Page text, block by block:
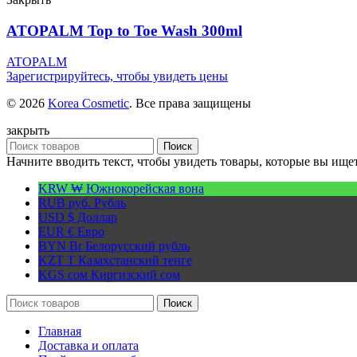
ATOPALM Top to Toe Wash 300ml
ATOPALM
Зарегистрируйтесь, чтобы увидеть цены
© 2026 Korea Cosmetic. Все права защищены
закрыть
Поиск
Начните вводить текст, чтобы увидеть товары, которые вы
KRW ₩ Южнокорейская вона
RUB руб. Рубль
USD $ Доллар
EUR € Евро
BYN BrБелорусский рубль
KZT T Казахстанский тенге
KGS сом Киргизский сом
Поиск
Главная
Доставка и оплата